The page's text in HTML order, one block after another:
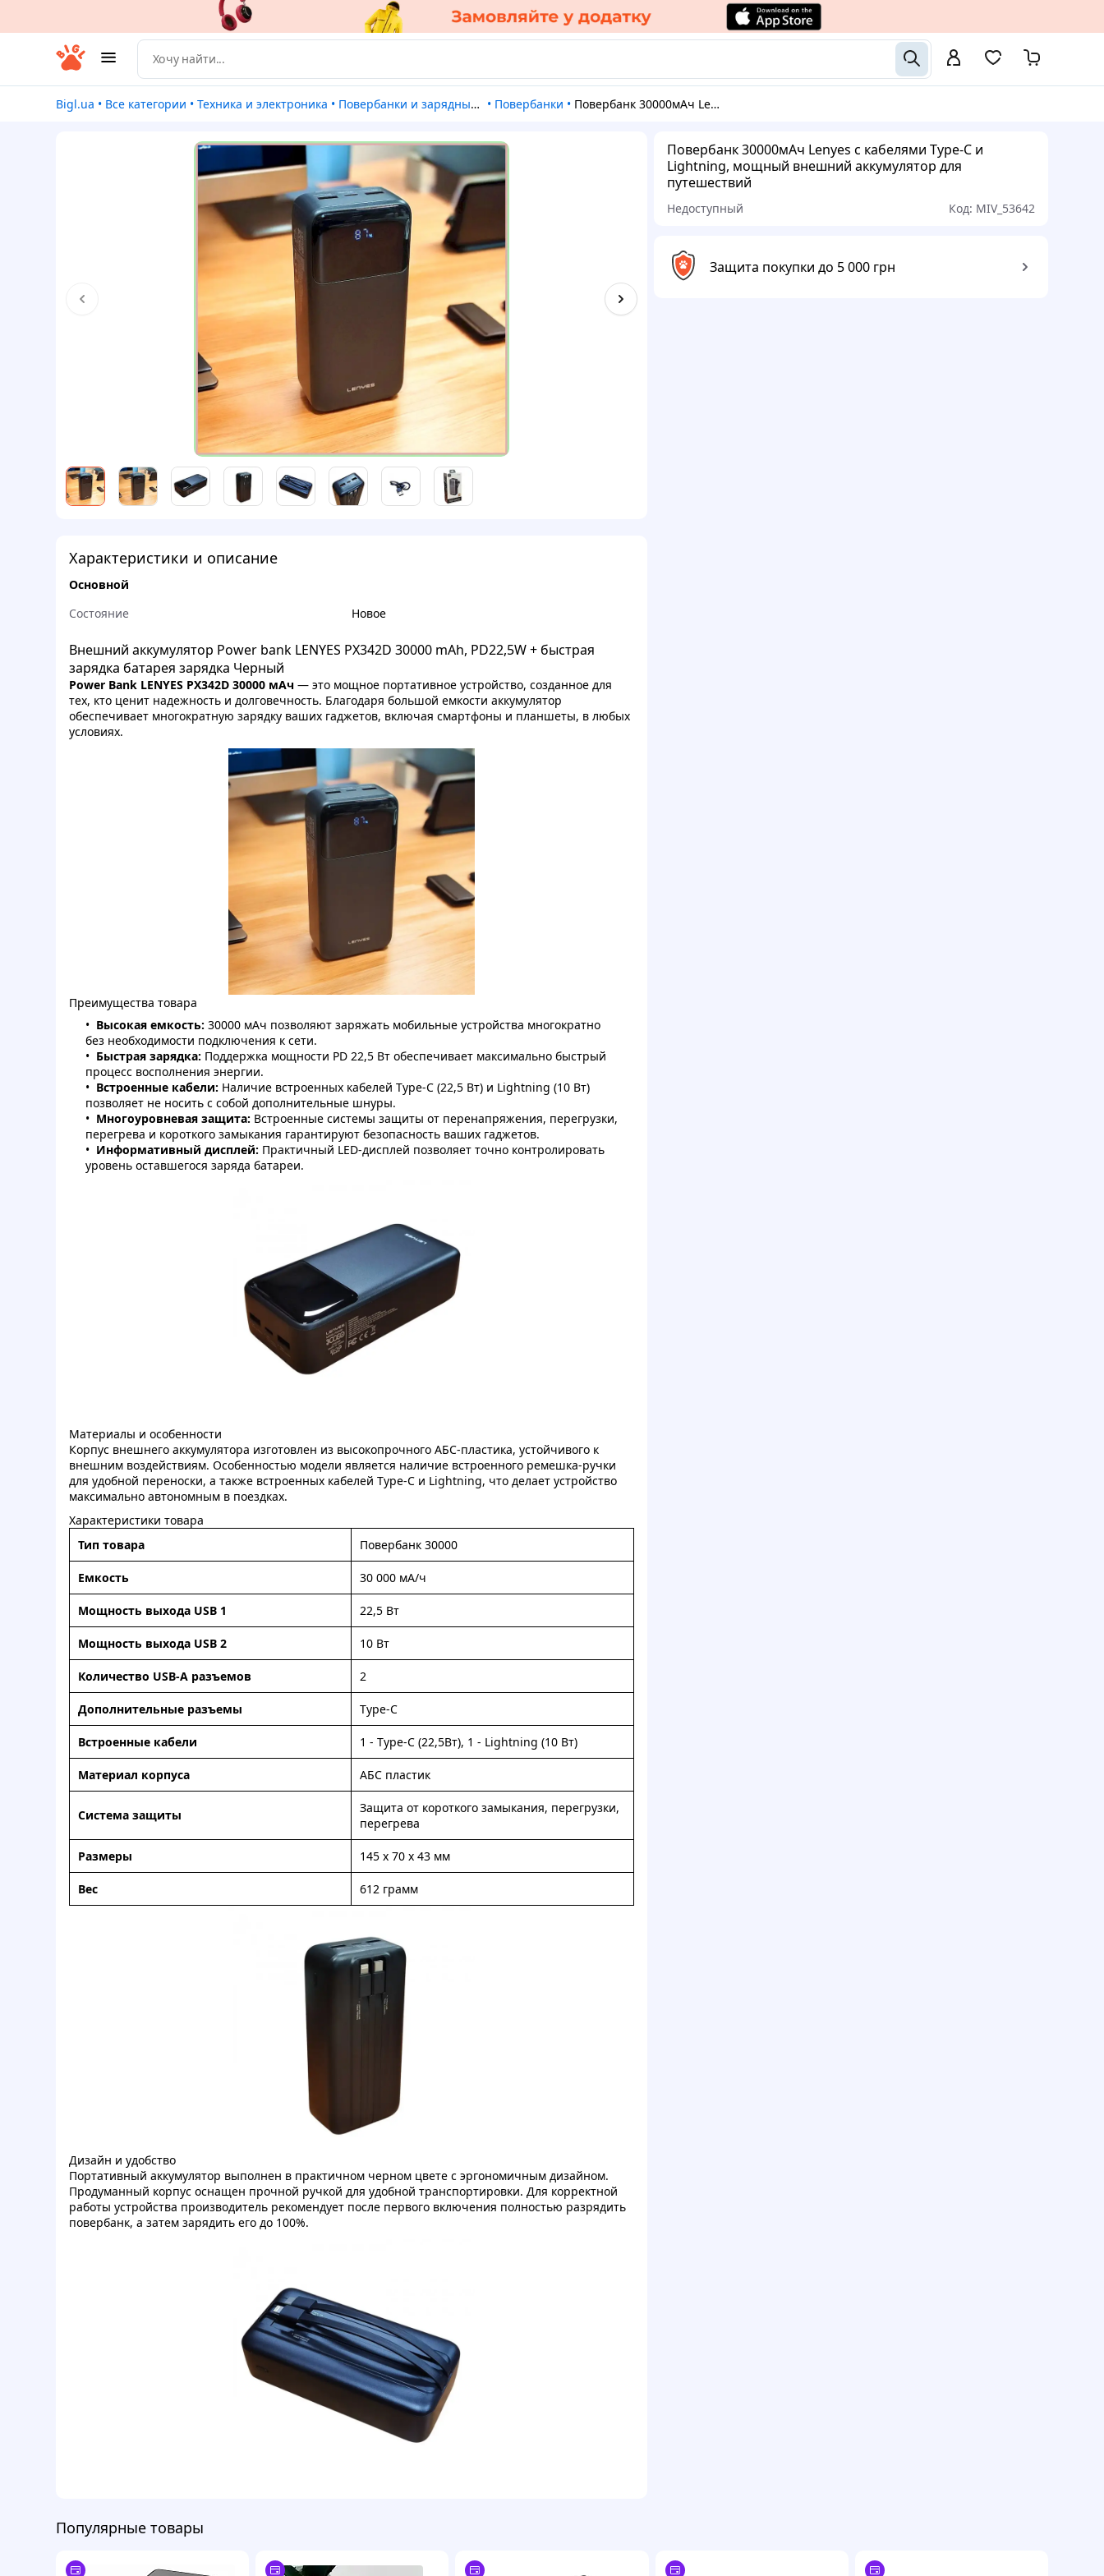
Bigl.ua • Все категории • Техника и электроника • Повербанки и зарядные станции • Повербанки • Повербанк 30000мАч Lenyes с кабелями Type-C и Lightning, мощный внешний аккумулятор для путешествий
Повербанк 30000мАч Lenyes с кабелями Type-C и
Lightning, мощный внешний аккумулятор для
путешествий
Недоступный Код: MIV_53642
Защита покупки до 5 000 грн
Характеристики и описание
Основной
Состояние
Новое
Внешний аккумулятор Power bank LENYES PX342D 30000 mAh, PD22,5W + быстрая
зарядка батарея зарядка Черный
Power Bank LENYES PX342D 30000 мАч — это мощное портативное устройство, созданное для
тех, кто ценит надежность и долговечность. Благодаря большой емкости аккумулятор
обеспечивает многократную зарядку ваших гаджетов, включая смартфоны и планшеты, в любых
условиях.
Преимущества товара
Высокая емкость: 30000 мАч позволяют заряжать мобильные устройства многократно
без необходимости подключения к сети.
Быстрая зарядка: Поддержка мощности PD 22,5 Вт обеспечивает максимально быстрый
процесс восполнения энергии.
Встроенные кабели: Наличие встроенных кабелей Type-C (22,5 Вт) и Lightning (10 Вт)
позволяет не носить с собой дополнительные шнуры.
Многоуровневая защита: Встроенные системы защиты от перенапряжения, перегрузки,
перегрева и короткого замыкания гарантируют безопасность ваших гаджетов.
Информативный дисплей: Практичный LED-дисплей позволяет точно контролировать
уровень оставшегося заряда батареи.
Материалы и особенности
Корпус внешнего аккумулятора изготовлен из высокопрочного АБС-пластика, устойчивого к
внешним воздействиям. Особенностью модели является наличие встроенного ремешка-ручки
для удобной переноски, а также встроенных кабелей Type-C и Lightning, что делает устройство
максимально автономным в поездках.
Характеристики товара
Тип товара
Повербанк 30000
Емкость 30 000 мА/ч
Мощность выхода USB 1 22,5 Вт
Мощность выхода USB 2 10 Вт
Количество USB-А разъемов 2
Дополнительные разъемы Type-C
Встроенные кабели 1 - Type-C (22,5Вт), 1 - Lightning (10 Вт)
Материал корпуса АБС пластик
Система защиты
Защита от короткого замыкания, перегрузки,
перегрева
Размеры 145 x 70 x 43 мм
Вес 612 грамм
Дизайн и удобство
Портативный аккумулятор выполнен в практичном черном цвете с эргономичным дизайном.
Продуманный корпус оснащен прочной ручкой для удобной транспортировки. Для корректной
работы устройства производитель рекомендует после первого включения полностью разрядить
повербанк, а затем зарядить его до 100%.
Популярные товары